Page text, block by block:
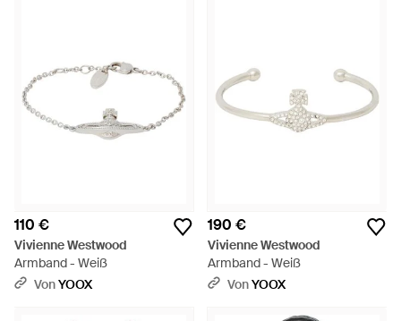
110 €
Vivienne Westwood
Armband - Weiß
VonYOOX
190 €
Vivienne Westwood
Armband - Weiß
VonYOOX